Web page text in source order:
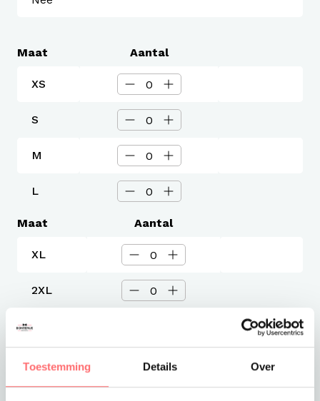
Toestemming Details Over
Maat Aantal
XS
S
M
L
Maat Aantal
XL
2XL
3XL
Levertijd
3-4 werkdagen